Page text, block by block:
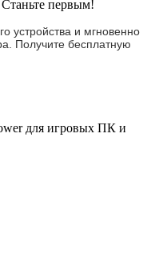
первым!
устройства и мгновенно
Получите бесплатную
для игровых ПК и